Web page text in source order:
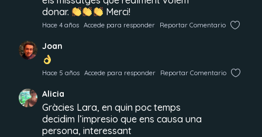
donar.
Merci!
Hace 4 años Accede para responder Reportar Comentario
Joan
Hace 5 años Accede para responder Reportar Comentario
Alicia
Gràcies Lara, en quin poc temps
decidim l’impresio que ens causa una
persona, interessant